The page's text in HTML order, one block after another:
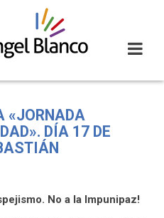
«JORNADA
DÍA 17 DE
No a la Impunipaz!